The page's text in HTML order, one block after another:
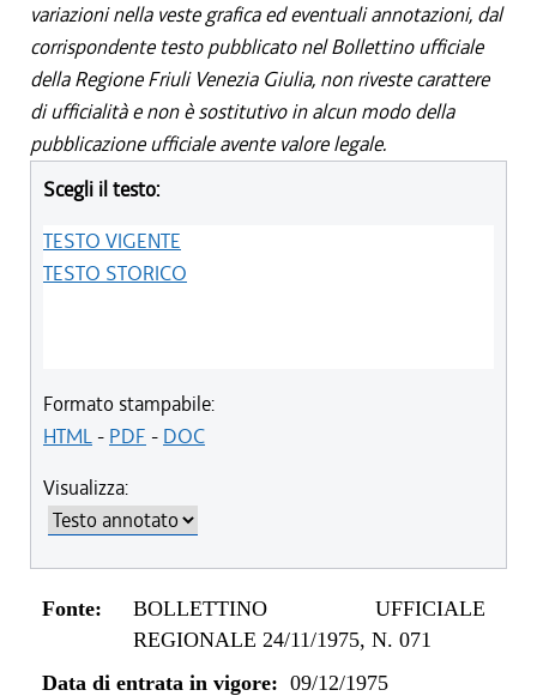
variazioni nella veste grafica ed eventuali annotazioni, dal
corrispondente testo pubblicato nel Bollettino ufficiale
della Regione Friuli Venezia Giulia, non riveste carattere
di ufficialità e non è sostitutivo in alcun modo della
pubblicazione ufficiale avente valore legale.
Scegli il testo:
TESTO VIGENTE
TESTO STORICO
Formato stampabile:
HTML- PDF - DOC
Visualizza:
Fonte:
BOLLETTINO UFFICIALE
REGIONALE 24/11/1975, N. 071
Data di entrata in vigore: 09/12/1975